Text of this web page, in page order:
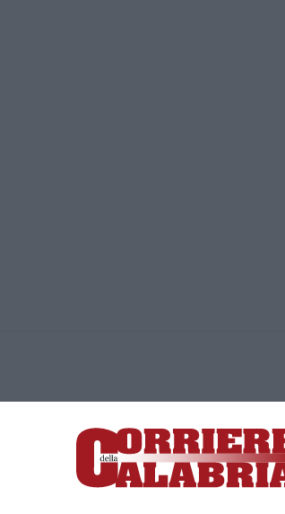
Terme (CZ)
responsabile Paola Militano |Privacy